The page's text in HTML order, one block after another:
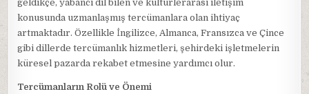
geldikçe, yabancı dil bilen ve kültürlerarası iletişim
konusunda uzmanlaşmış tercümanlara olan ihtiyaç
artmaktadır. Özellikle İngilizce, Almanca, Fransızca ve Çince
gibi dillerde tercümanlık hizmetleri, şehirdeki işletmelerin
küresel pazarda rekabet etmesine yardımcı olur.
Tercümanların Rolü ve Önemi